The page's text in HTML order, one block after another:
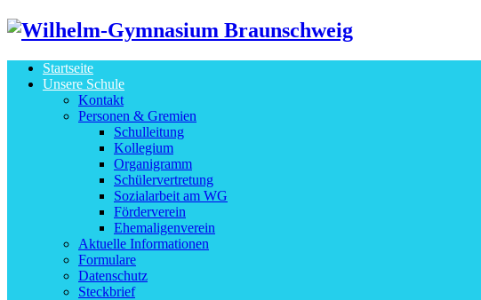
Startseite
Unsere Schule
Kontakt
Personen & Gremien
Schulleitung
Kollegium
Organigramm
Schülervertretung
Sozialarbeit am WG
Förderverein
Ehemaligenverein
Aktuelle Informationen
Formulare
Datenschutz
Steckbrief